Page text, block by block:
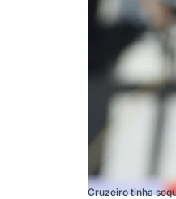
Cruzeiro tinha